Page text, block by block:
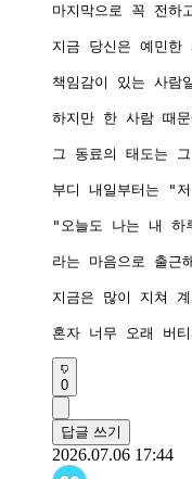
마지막으로 꼭 전하
지금 당신은 예민한
책임감이 있는 사
하지만 한 사람 때
그 동료의 태도는
부디 내일부터는 "
"오늘도 나는 내 하
라는 마음으로 출근
지금은 많이 지쳐
혼자 너무 오래 버
0
답글 쓰기
2026.07.06 17:44